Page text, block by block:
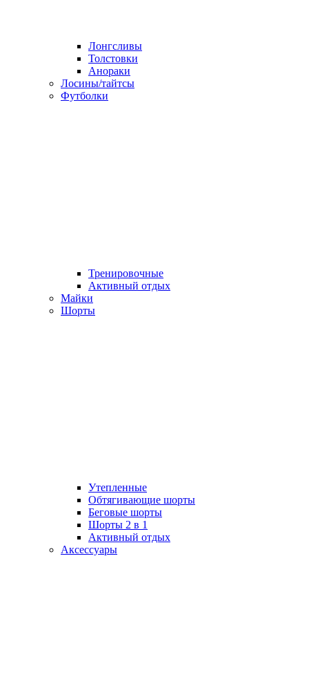
Лонгсливы
Толстовки
Анораки
Лосины/тайтсы
Футболки
Тренировочные
Активный отдых
Майки
Шорты
Утепленные
Обтягивающие шорты
Беговые шорты
Шорты 2 в 1
Активный отдых
Аксессуары